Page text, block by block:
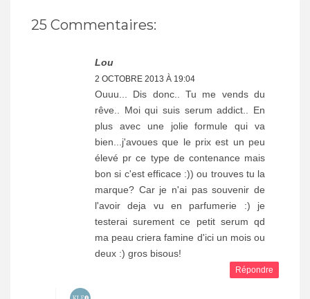
25 Commentaires:
Lou
2 OCTOBRE 2013 À 19:04
Ouuu... Dis donc.. Tu me vends du
rêve.. Moi qui suis serum addict.. En
plus avec une jolie formule qui va
bien...j'avoues que le prix est un peu
élevé pr ce type de contenance mais
bon si c'est efficace :)) ou trouves tu la
marque? Car je n'ai pas souvenir de
l'avoir deja vu en parfumerie :) je
testerai surement ce petit serum qd
ma peau criera famine d'ici un mois ou
deux :) gros bisous!
Répondre